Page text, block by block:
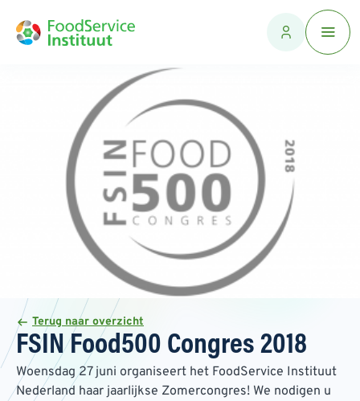
Terug naar overzicht
FSIN Food500 Congres 2018
Woensdag 27 juni organiseert het FoodService Instituut
Nederland haar jaarlijkse Zomercongres! We nodigen u